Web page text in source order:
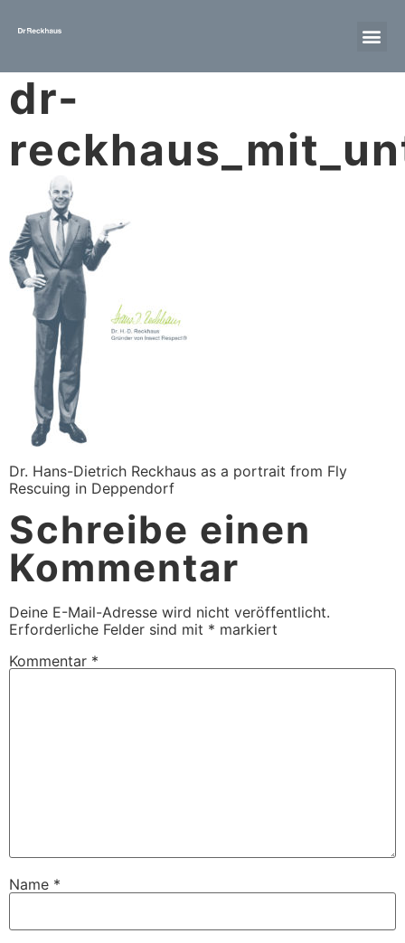
dr-
Dr. Hans-Dietrich Reckhaus as a portrait from Fly
Rescuing in Deppendorf
Schreibe einen
Kommentar
Deine E-Mail-Adresse wird nicht veröffentlicht.
Erforderliche Felder sind mit * markiert
Kommentar *
Name *